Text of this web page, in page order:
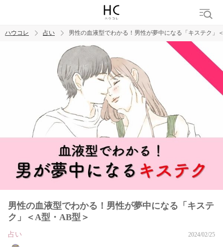
ハウコレ 占い 男性の血液型でわかる！男性が夢中になる「キステク」
男性の血液型でわかる！男性が夢中になる「キステ
ク」＜A型・AB型＞
占い 2024/02/25